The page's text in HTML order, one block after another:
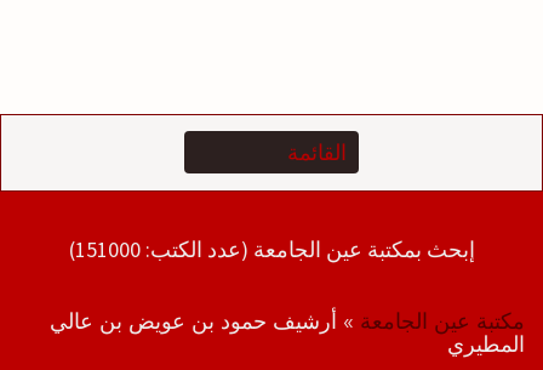
إبحث بمكتبة عين الجامعة (عدد الكتب: 151000)
مكتبة عين الجامعة » أرشيف حمود بن عويض بن عالي
المطيري